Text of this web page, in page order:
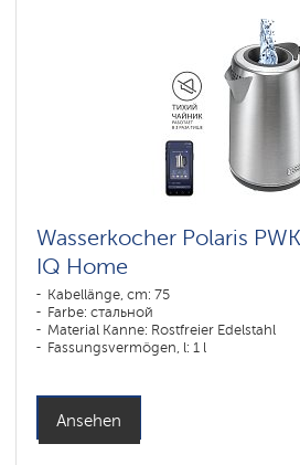
Wasserkocher Polaris
IQ Home
Kabellänge, cm: 75
Farbe: стальной
Material Kanne: Rostfreier Edelstahl
Fassungsvermögen, l: 1 l
Ansehen